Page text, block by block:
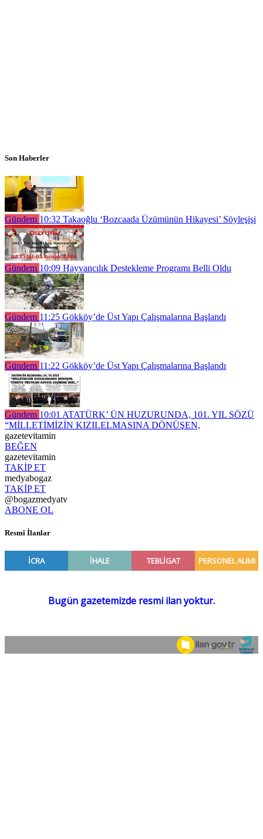
Son Haberler
Gündem 10:32 Takaoğlu ‘Bozcaada Üzümünün Hikayesi’ Söyleşişi
Gündem 10:09 Hayvancılık Destekleme Programı Belli Oldu
Gündem 11:25 Gökköy’de Üst Yapı Çalışmalarına Başlandı
Gündem 11:22 Gökköy’de Üst Yapı Çalışmalarına Başlandı
Gündem 10:01 ATATÜRK’ ÜN HUZURUNDA, 101. YIL SÖZÜ
“MİLLETİMİZİN KIZILELMASINA DÖNÜŞEN,
gazetevitamin
BEĞEN
gazetevitamin
TAKİP ET
medyabogaz
TAKİP ET
@bogazmedyatv
ABONE OL
Resmî İlanlar